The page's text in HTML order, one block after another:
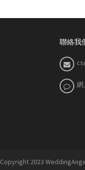
聯絡我
網
Copyright 2023